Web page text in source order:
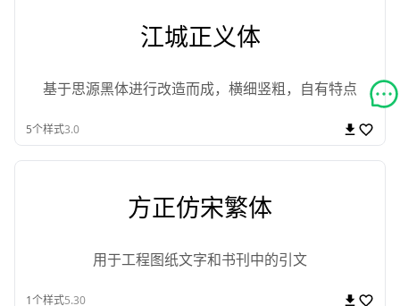
江城正义体
基于思源黑体进行改造而成，横细竖粗，自有特点
5个样式3.0
方正仿宋繁体
用于工程图纸文字和书刊中的引文
1个样式5.30